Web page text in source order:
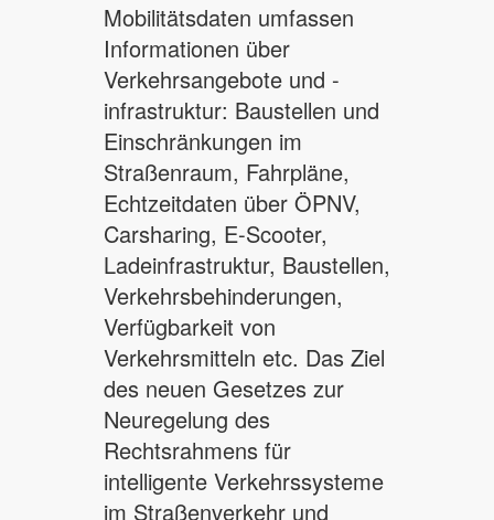
Mobilitätsdaten umfassen
Informationen über
Verkehrsangebote und -
infrastruktur: Baustellen und
Einschränkungen im
Straßenraum, Fahrpläne,
Echtzeitdaten über ÖPNV,
Carsharing, E-Scooter,
Ladeinfrastruktur, Baustellen,
Verkehrsbehinderungen,
Verfügbarkeit von
Verkehrsmitteln etc. Das Ziel
des neuen Gesetzes zur
Neuregelung des
Rechtsrahmens für
intelligente Verkehrssysteme
im Straßenverkehr und